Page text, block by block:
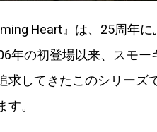
Heart』は、25周年
年の初登場以来、スモ
求してきたこのシリーズ
。